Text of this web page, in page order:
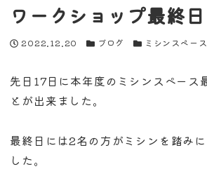
ワークショップ最終日
投稿日
2022.12.20 カテゴリー
ブログ カテゴリー
ミシンスペース
先日17日に本年度のミシンスペース
とが出来ました。
最終日には2名の方がミシンを踏み
した。